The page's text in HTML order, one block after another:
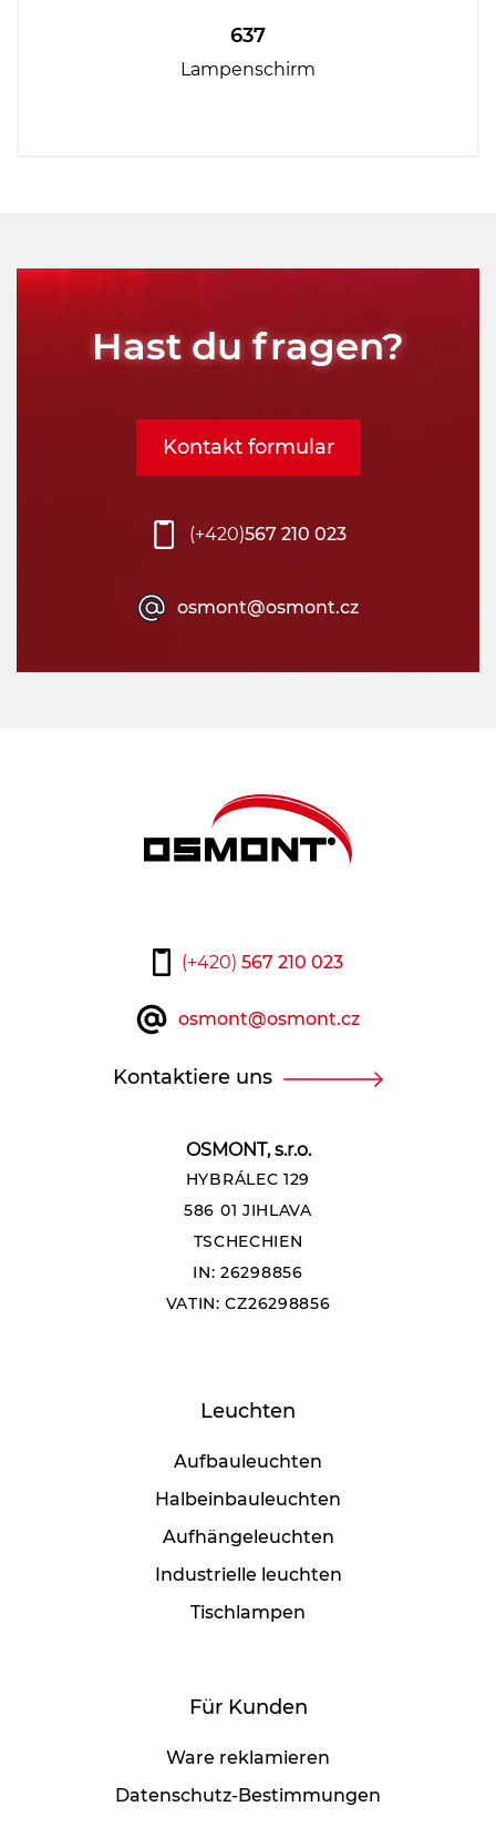
637
Lampenschirm
Hast du fragen?
(+420)567 210 023
osmont@osmont.cz
Kontakt formular
OSMONT, s.r.o.
HYBRÁLEC 129
586 01 JIHLAVA
TSCHECHIEN
IN: 26298856
VATIN: CZ26298856
Leuchten
Aufbauleuchten
Halbeinbauleuchten
Aufhängeleuchten
Industrielle leuchten
Tischlampen
Für Kunden
Ware reklamieren
Datenschutz-Bestimmungen
(+420) 567 210 023
osmont@osmont.cz
Kontaktiere uns